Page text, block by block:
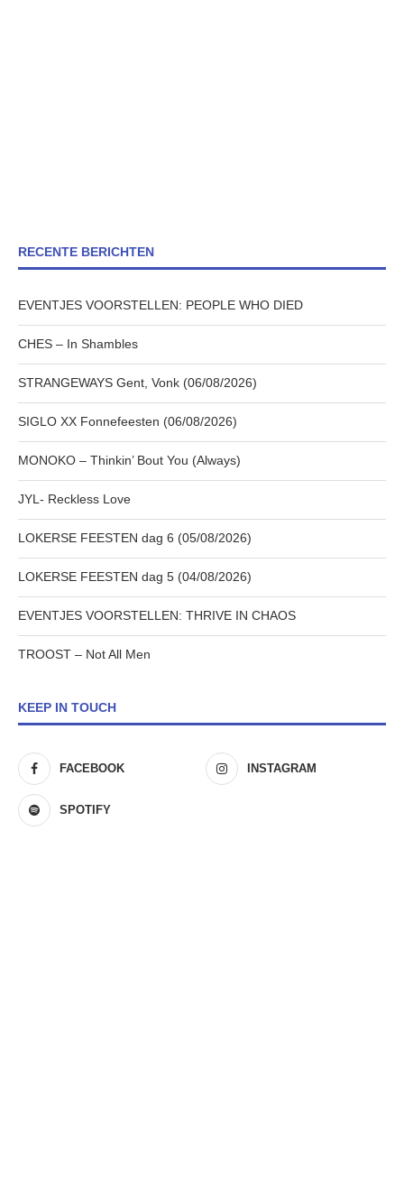
RECENTE BERICHTEN
EVENTJES VOORSTELLEN: PEOPLE WHO DIED
CHES – In Shambles
STRANGEWAYS Gent, Vonk (06/08/2026)
SIGLO XX Fonnefeesten (06/08/2026)
MONOKO – Thinkin’ Bout You (Always)
JYL- Reckless Love
LOKERSE FEESTEN dag 6 (05/08/2026)
LOKERSE FEESTEN dag 5 (04/08/2026)
EVENTJES VOORSTELLEN: THRIVE IN CHAOS
TROOST – Not All Men
KEEP IN TOUCH
FACEBOOK INSTAGRAM
SPOTIFY